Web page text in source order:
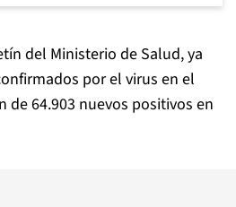
del Ministerio de Salud, ya
por el virus en el
de 64.903 nuevos positivos en